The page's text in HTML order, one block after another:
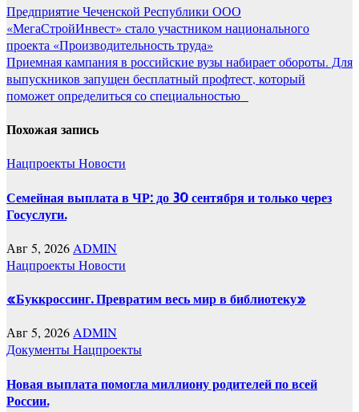
Навигация
по
записям
Предприятие Чеченской Республики ООО
«МегаСтройИнвест» стало участником национального
проекта «Производительность труда»
Приемная кампания в российские вузы набирает обороты. Для
выпускников запущен бесплатный профтест, который
поможет определиться со специальностью
Похожая запись
НацпроектыНовости
Семейная выплата в ЧР: до 30 сентября и только через
Госуслуги.
Авг 5, 2026 ADMIN
НацпроектыНовости
«Буккроссинг. Превратим весь мир в библиотеку»
Авг 5, 2026ADMIN
ДокументыНацпроекты
Новая выплата помогла миллиону родителей по всей
России.